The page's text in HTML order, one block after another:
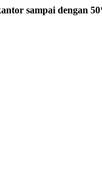
sampai dengan